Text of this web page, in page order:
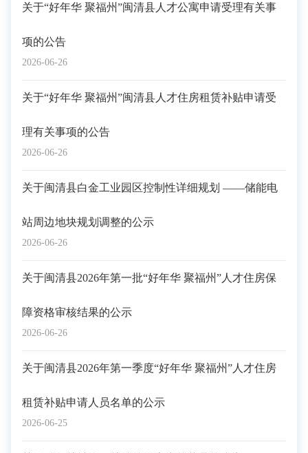
2026-06-26
关于“好年华 聚福州”闽清县人才公寓申请受理有关事
项的公告
2026-06-26
关于“好年华 聚福州”闽清县人才住房租赁补贴申请受
理有关事项的公告
2026-06-26
关于闽清县白金工业园区控制性详细规划 ——储能电
站周边地块规划调整的公示
2026-06-26
关于闽清县2026年第一批“好年华 聚福州”人才住房保
障资格审核结果的公示
2026-06-25
关于闽清县2026年第一季度“好年华 聚福州”人才住房
租赁补贴申请人员名单的公示